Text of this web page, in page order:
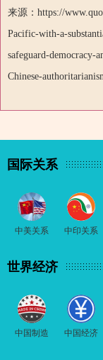
来源：https://
Pacific-with-a-
safeguard-democracy-
Chinese-
国际关系
中美关系 中印关系
世界经济
中国制造 中国经济